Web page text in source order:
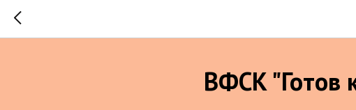
ВФСК "Готов